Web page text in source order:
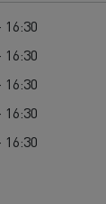
16:30
16:30
16:30
16:30
16:30